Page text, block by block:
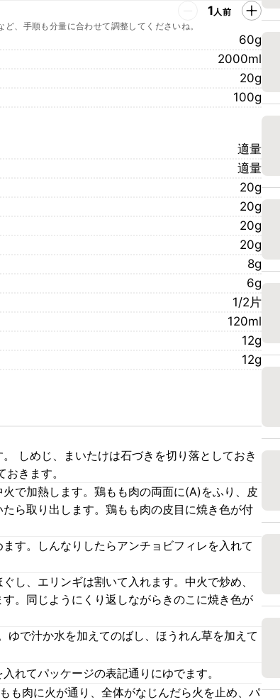
1人前
、手順も分量に合わせて調整してくださいね。
60g
2000ml
20g
100g
適量
適量
20g
20g
20g
20g
8g
6g
1/2片
120ml
12g
12g
しめじ、まいたけは石づきを切り落としておき
きます。
で加熱します。鶏もも肉の両面に(A)をふり、皮
ら取り出します。鶏もも肉の皮目に焼き色が付
す。しんなりしたらアンチョビフィレを入れて
し、エリンギは割いて入れます。中火で炒め、
。同じようにくり返しながらきのこに焼き色が
ゆで汁か水を加えてのばし、ほうれん草を加えて
れてパッケージの表記通りにゆでます。
も肉に火が通り、全体がなじんだら火を止め、パ